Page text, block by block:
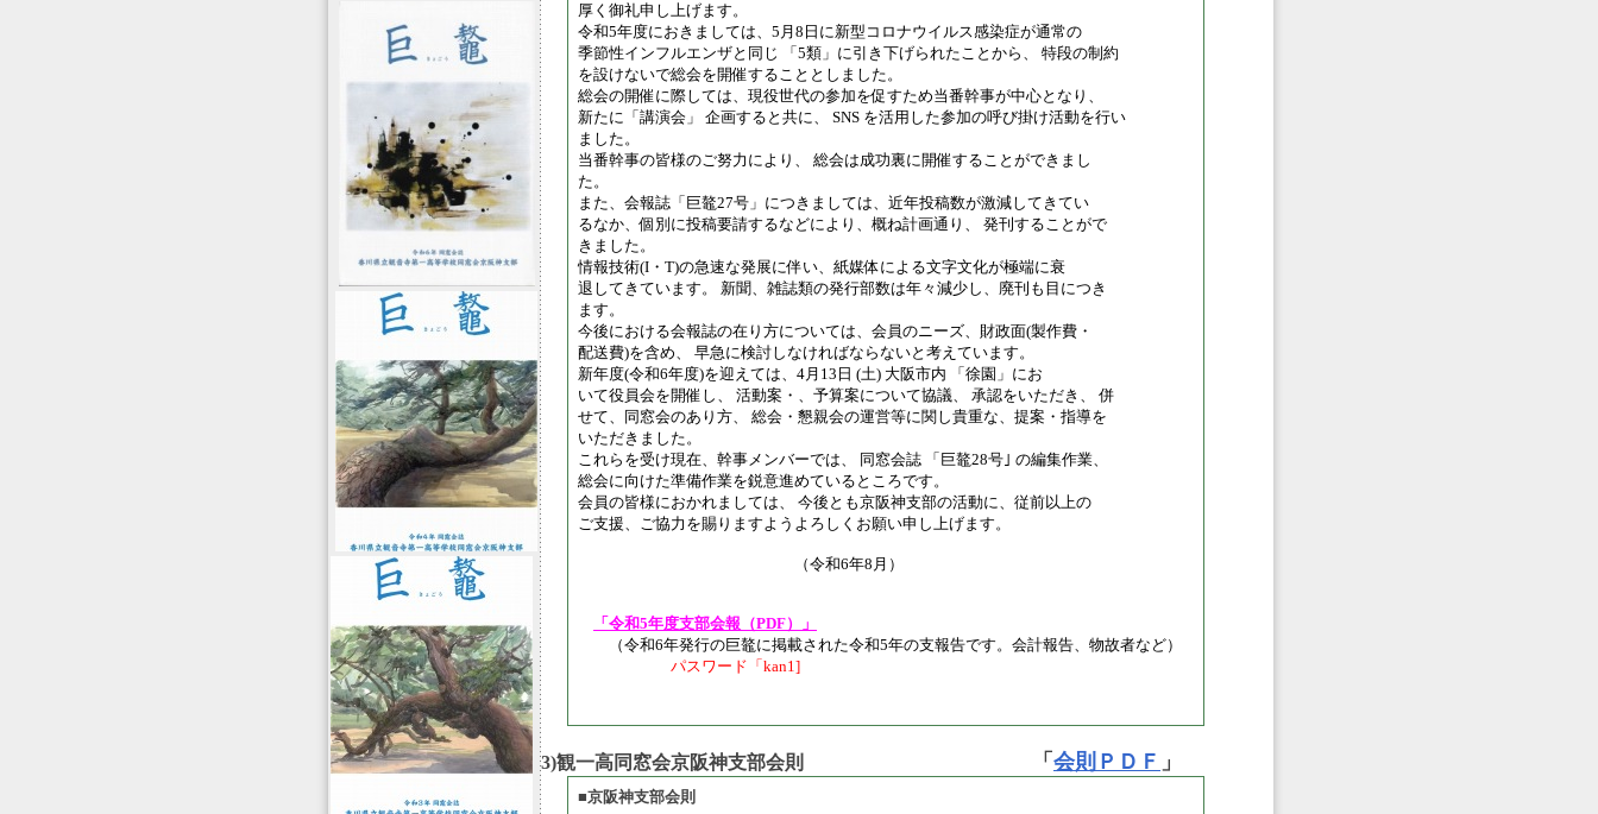
厚く御礼申し上げます。
令和5年度におきましては、5月8日に新型コロナウイルス感染症が通常の
季節性インフルエンザと同じ 「5類」に引き下げられたことから、 特段の制約
を設けないで総会を開催することとしました。
総会の開催に際しては、現役世代の参加を促すため当番幹事が中心となり、
新たに「講演会」 企画すると共に、 SNS を活用した参加の呼び掛け活動を行い
ました。
当番幹事の皆様のご努力により、 総会は成功裏に開催することができまし
た。
また、会報誌「巨鼇27号」につきましては、近年投稿数が激減してきてい
るなか、個別に投稿要請するなどにより、概ね計画通り、 発刊することがで
きました。
情報技術(I・T)の急速な発展に伴い、紙媒体による文字文化が極端に衰
退してきています。 新聞、雑誌類の発行部数は年々減少し、廃刊も目につき
ます。
今後における会報誌の在り方については、会員のニーズ、財政面(製作費・
配送費)を含め、 早急に検討しなければならないと考えています。
新年度(令和6年度)を迎えては、4月13日 (土) 大阪市内 「徐園」にお
いて役員会を開催し、 活動案・、予算案について協議、 承認をいただき、 併
せて、同窓会のあり方、 総会・懇親会の運営等に関し貴重な、提案・指導を
いただきました。
これらを受け現在、幹事メンバーでは、 同窓会誌 「巨鼇28号｣ の編集作業、
総会に向けた準備作業を鋭意進めているところです。
会員の皆様におかれましては、 今後とも京阪神支部の活動に、従前以上の
ご支援、ご協力を賜りますようよろしくお願い申し上げます。
（令和6年8月）
「令和5年度支部会報（PDF）」
（令和6年発行の巨鼇に掲載された令和5年の支報告です。会計報告、物故者など）
パスワード「kan1]
3)観一高同窓会京阪神支部会則 「 会則ＰＤＦ 」
■京阪神支部会則